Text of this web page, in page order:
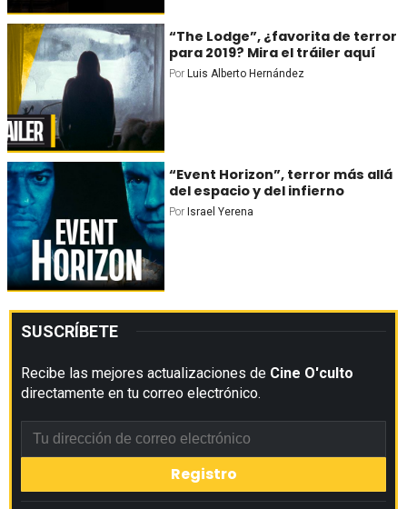
“The Lodge”, ¿favorita de terror
para 2019? Mira el tráiler aquí
Por Luis Alberto Hernández
“Event Horizon”, terror más allá
del espacio y del infierno
Por Israel Yerena
SUSCRÍBETE
Recibe las mejores actualizaciones de Cine O'culto
directamente en tu correo electrónico.